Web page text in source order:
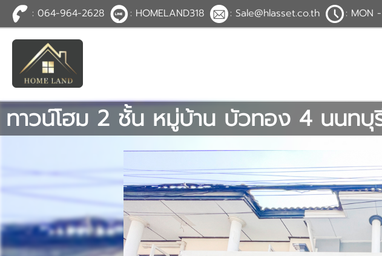
TH | EN
ระบบ
หรือ
สมัคร
สมาชิก
หน้าหลัก ทรัพย์สิน
บริการ
: 064-964-2628 : HOMELAND318 : Sale@hlasset.co.th : MON
ทาวน์โฮม 2 ชั้น หมู่บ้าน บัวทอง 4 นนท